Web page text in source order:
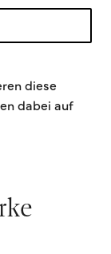
diese
dabei auf